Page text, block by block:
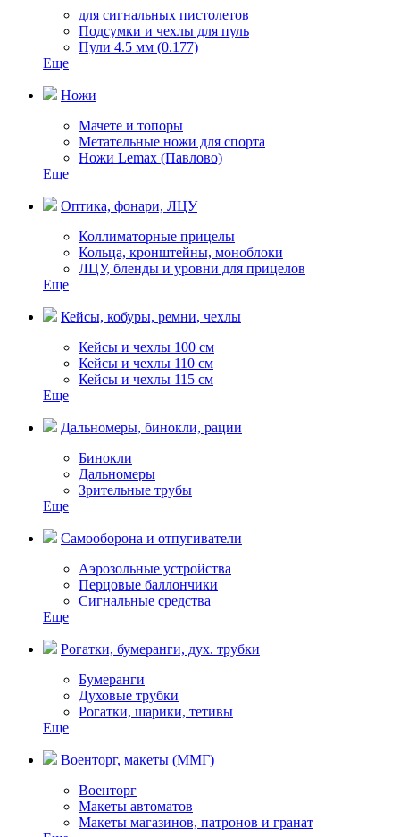
для сигнальных пистолетов
Подсумки и чехлы для пуль
Пули 4.5 мм (0.177)
Еще
Ножи
Мачете и топоры
Метательные ножи для спорта
Ножи Lemax (Павлово)
Еще
Оптика, фонари, ЛЦУ
Коллиматорные прицелы
Кольца, кронштейны, моноблоки
ЛЦУ, бленды и уровни для прицелов
Еще
Кейсы, кобуры, ремни, чехлы
Кейсы и чехлы 100 см
Кейсы и чехлы 110 см
Кейсы и чехлы 115 см
Еще
Дальномеры, бинокли, рации
Бинокли
Дальномеры
Зрительные трубы
Еще
Самооборона и отпугиватели
Аэрозольные устройства
Перцовые баллончики
Сигнальные средства
Еще
Рогатки, бумеранги, дух. трубки
Бумеранги
Духовые трубки
Рогатки, шарики, тетивы
Еще
Военторг, макеты (ММГ)
Военторг
Макеты автоматов
Макеты магазинов, патронов и гранат